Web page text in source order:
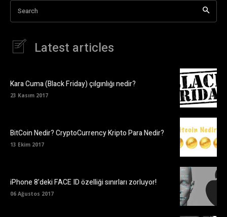
Search
Latest articles
Kara Cuma (Black Friday) çılgınlığı nedir?
23 Kasım 2017
BitCoin Nedir? CryptoCurrency Kripto Para Nedir?
13 Ekim 2017
iPhone 8’deki FACE ID özelliği sınırları zorluyor!
06 Ağustos 2017